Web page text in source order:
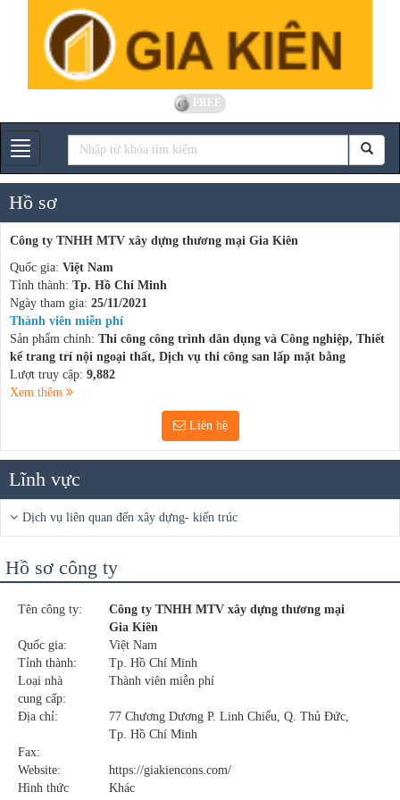
FREE
Gian hàng
Hồ sơ
Công ty TNHH MTV xây dựng thương mại Gia Kiên
Quốc gia: Việt Nam
Tỉnh thành: Tp. Hồ Chí Minh
Ngày tham gia: 25/11/2021
Thành viên miễn phí
Sản phẩm chính: Thi công công trình dân dụng và Công nghiệp, Thiết
kế trang trí nội ngoại thất, Dịch vụ thi công san lấp mặt bằng
Lượt truy cập: 9,882
Xem thêm
Liên hệ
Lĩnh vực
Dịch vụ liên quan đến xây dựng- kiến trúc
Hồ sơ công ty
Tên công ty:
Công ty TNHH MTV xây dựng thương mại
Gia Kiên
Quốc gia:
Việt Nam
Tỉnh thành:
Tp. Hồ Chí Minh
Loại nhà
cung cấp:
Thành viên miễn phí
Địa chỉ:
77 Chương Dương P. Linh Chiểu, Q. Thủ Đức,
Tp. Hồ Chí Minh
Fax:
Website:
https://giakiencons.com/
Hình thức
Khác